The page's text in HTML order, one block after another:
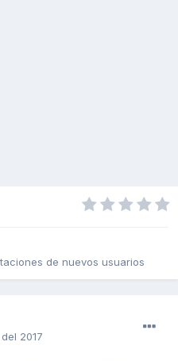
de nuevos usuarios
2017